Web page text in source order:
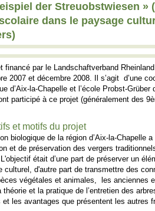
der Streuobstwiesen »
dans le paysage
financé par le Landschaftverband
2007 et décembre 2008. Il s’agit d’une
d’Aix-la-Chapelle et l’école Probst-
participé à ce projet (généralement des
et motifs du projet
biologique de la région d’Aix-la-Chapelle
et de préservation des vergers
était d’une part de préserver un
culturel, d'autre part de transmettre des
végétales et animales, les anciennes
théorie et la pratique de l’entretien des
et les avantages que présentent les autres